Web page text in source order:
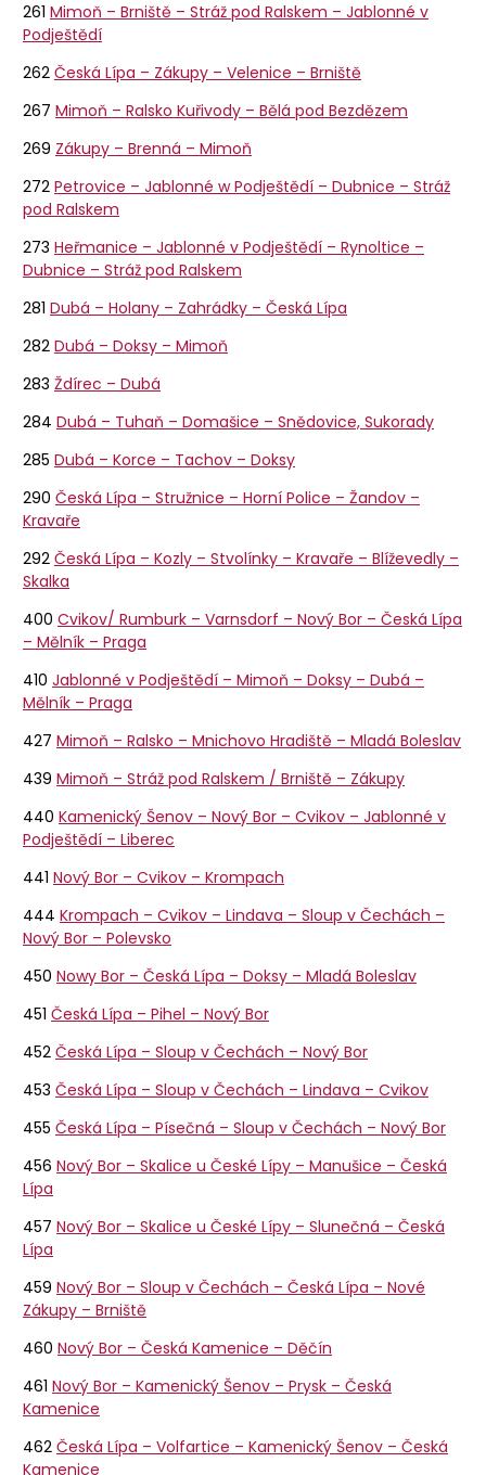
261 Mimoň – Brniště – Stráž pod Ralskem – Jablonné v
Podještědí
262 Česká Lípa – Zákupy – Velenice – Brniště
267 Mimoň – Ralsko Kuřivody – Bělá pod Bezdězem
269 ​​​​​​Zákupy – Brenná – Mimoň
272 Petrovice – Jablonné w Podještědí – Dubnice – Stráž
pod Ralskem
273 Heřmanice – Jablonné v Podještědí – Rynoltice –
Dubnice – Stráž pod Ralskem
281 Dubá – Holany – Zahrádky – Česká Lípa
282 Dubá – Doksy – Mimoň
283 Ždírec – Dubá
284 Dubá – Tuhaň – Domašice – Snědovice, Sukorady
285 Dubá – Korce – Tachov – Doksy
290 Česká Lípa – Stružnice – Horní Police – Žandov –
Kravaře
292 Česká Lípa – Kozly – Stvolínky – Kravaře – Blíževedly –
Skalka
400 Cvikov/ Rumburk – Varnsdorf – Nový Bor – Česká Lípa
– Mělník – Praga
410 Jablonné v Podještědí – Mimoň – Doksy – Dubá –
Mělník – Praga
427 Mimoň – Ralsko – Mnichovo Hradiště – Mladá Boleslav
439 Mimoň – Stráž pod Ralskem / Brniště – Zákupy
440 Kamenický Šenov – Nový Bor – Cvikov – Jablonné v
Podještědí – Liberec
441 Nový Bor – Cvikov – Krompach
444 Krompach – Cvikov – Lindava – Sloup v Čechách –
Nový Bor – Polevsko
450 Nowy Bor – Česká Lípa – Doksy – Mladá Boleslav
451 Česká Lípa – Pihel – Nový Bor
452 Česká Lípa – Sloup v Čechách – Nový Bor
453 Česká Lípa – Sloup v Čechách – Lindava – Cvikov
455 Česká Lípa – Písečná – Sloup v Čechách – Nový Bor
456 Nový Bor – Skalice u České Lípy – Manušice – Česká
Lípa
457 Nový Bor – Skalice u České Lípy – Slunečná – Česká
Lípa
459 Nový Bor – Sloup v Čechách – Česká Lípa – Nové
Zákupy – Brniště
460 Nový Bor – Česká Kamenice – Děčín
461 Nový Bor – Kamenický Šenov – Prysk – Česká
Kamenice
462 Česká Lípa – Volfartice – Kamenický Šenov – Česká
Kamenice